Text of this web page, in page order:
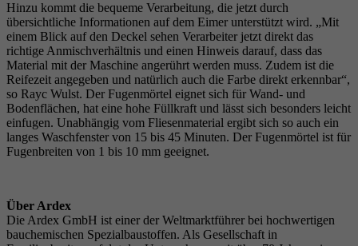
Hinzu kommt die bequeme Verarbeitung, die jetzt durch
übersichtliche Informationen auf dem Eimer unterstützt wird. „Mit
einem Blick auf den Deckel sehen Verarbeiter jetzt direkt das
richtige Anmischverhältnis und einen Hinweis darauf, dass das
Material mit der Maschine angerührt werden muss. Zudem ist die
Reifezeit angegeben und natürlich auch die Farbe direkt erkennbar“,
so Rayc Wulst. Der Fugenmörtel eignet sich für Wand- und
Bodenflächen, hat eine hohe Füllkraft und lässt sich besonders leicht
einfugen. Unabhängig vom Fliesenmaterial ergibt sich so auch ein
langes Waschfenster von 15 bis 45 Minuten. Der Fugenmörtel ist für
Fugenbreiten von 1 bis 10 mm geeignet.
Über Ardex
Die Ardex GmbH ist einer der Weltmarktführer bei hochwertigen
bauchemischen Spezialbaustoffen. Als Gesellschaft in